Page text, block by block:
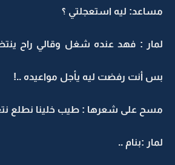
مساعد: ليه استعجلتي ؟
لمار : فهد عنده شغل وقالي راح
بس أنت رفضت ليه يأجل مواعيده ..!
مسح على شعرها : طيب خلينا نطلع
لمار :بنام ..